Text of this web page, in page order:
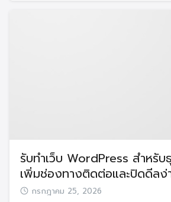
รับทำเว็บ WordPress สำหรั
เพิ่มช่องทางติดต่อและปิดดีลง่
กรกฎาคม 25, 2026